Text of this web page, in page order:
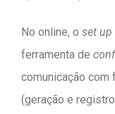
No online, o set up
ferramenta de
comunicação com
(geração e